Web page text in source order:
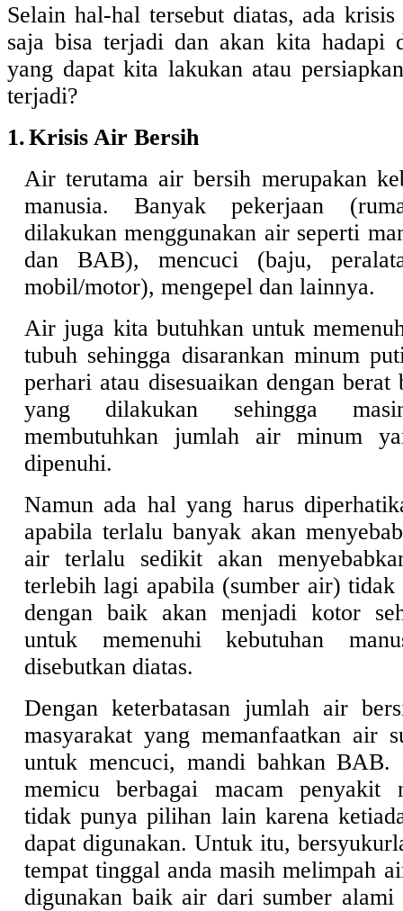
Selain hal-hal tersebut diatas, ada
saja bisa terjadi dan akan kita hadapi
yang dapat kita lakukan atau
terjadi?
1.Krisis Air Bersih
Air terutama air bersih merupakan
manusia. Banyak pekerjaan
dilakukan menggunakan air seperti
dan BAB), mencuci (baju,
mobil/motor), mengepel dan lainnya.
Air juga kita butuhkan untuk
tubuh sehingga disarankan minum
perhari atau disesuaikan dengan berat
yang dilakukan sehingga
membutuhkan jumlah air minum
dipenuhi.
Namun ada hal yang harus
apabila terlalu banyak akan
air terlalu sedikit akan
terlebih lagi apabila (sumber air)
dengan baik akan menjadi kotor
untuk memenuhi kebutuhan
disebutkan diatas.
Dengan keterbatasan jumlah air
masyarakat yang memanfaatkan air
untuk mencuci, mandi bahkan BAB.
memicu berbagai macam penyakit
tidak punya pilihan lain karena
dapat digunakan. Untuk itu,
tempat tinggal anda masih melimpah
digunakan baik air dari sumber alami